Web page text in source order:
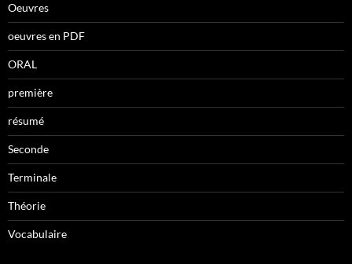
Oeuvres
oeuvres en PDF
ORAL
première
résumé
Seconde
Terminale
Théorie
Vocabulaire